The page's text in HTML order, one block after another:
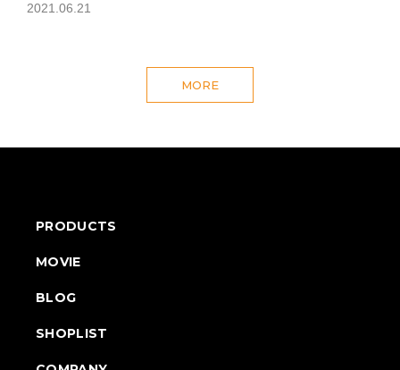
2021.06.21
MORE
PRODUCTS
MOVIE
BLOG
SHOPLIST